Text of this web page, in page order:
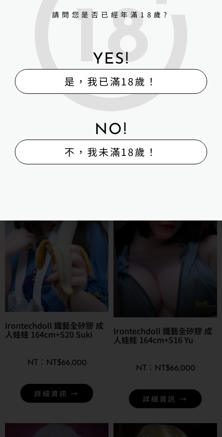
Irontechdoll 鐵藝全矽膠 成
人娃娃 164cm+S24 Miyuki
66,000
NT$
詳細資訊 →
Irontechdoll 鐵藝全矽膠 成
人娃娃 164cm+S20 Suki
NT$66,000
詳細資訊 →
Irontechdoll 鐵藝全矽膠 成
人娃娃 164cm+S16 Yu
NT$66,000
詳細資訊 →
請問您是否已經年滿18歲?
YES!
是，我已滿18歲！
NO!
不，我未滿18歲！